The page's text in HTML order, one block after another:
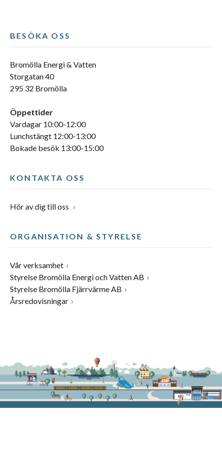
BESÖKA OSS
Bromölla Energi & Vatten
Storgatan 40
295 32 Bromölla
Öppettider
Vardagar 10:00-12:00
Lunchstängt 12:00-13:00
Bokade besök 13:00-15:00
KONTAKTA OSS
Hör av dig till oss
ORGANISATION & STYRELSE
Vår verksamhet
Styrelse Bromölla Energi och Vatten AB
Styrelse Bromölla Fjärrvärme AB
Årsredovisningar